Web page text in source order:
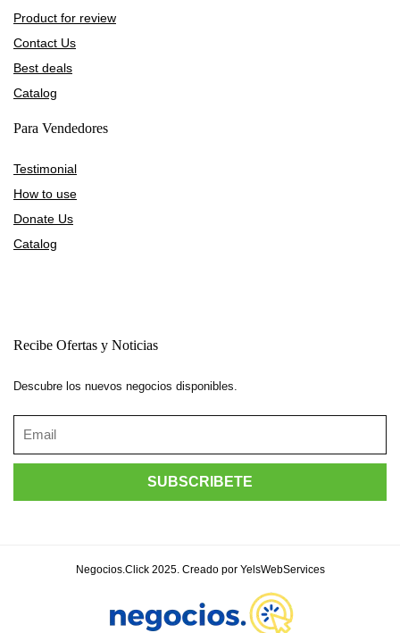
Product for review
Contact Us
Best deals
Catalog
Para Vendedores
Testimonial
How to use
Donate Us
Catalog
Recibe Ofertas y Noticias
Descubre los nuevos negocios disponibles.
Negocios.Click 2025. Creado por YelsWebServices